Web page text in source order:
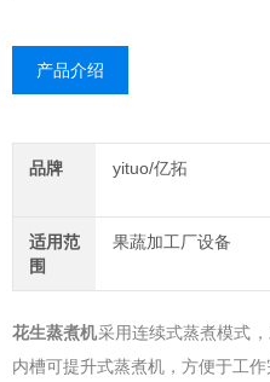
产品介绍
品牌 yituo/亿拓
适用范
围
果蔬加工厂设备
花生蒸煮机采用连续式蒸煮模式
内槽可提升式蒸煮机，方便于工